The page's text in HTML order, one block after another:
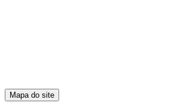
Mapa do site